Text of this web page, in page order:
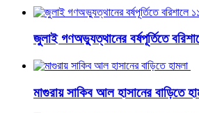
জুলাই গণঅভ্যুত্থানের বর্ষপূর্তিতে
মাগুরায় সাকিব আল হাসানের বাড়িতে